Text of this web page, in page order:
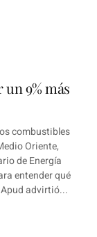
9% más
combustibles
Oriente,
de Energía
entender qué
advirtió...